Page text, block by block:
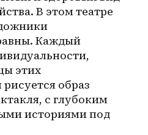
В этом театре
Каждый
этих
образ
с глубоким
историями под